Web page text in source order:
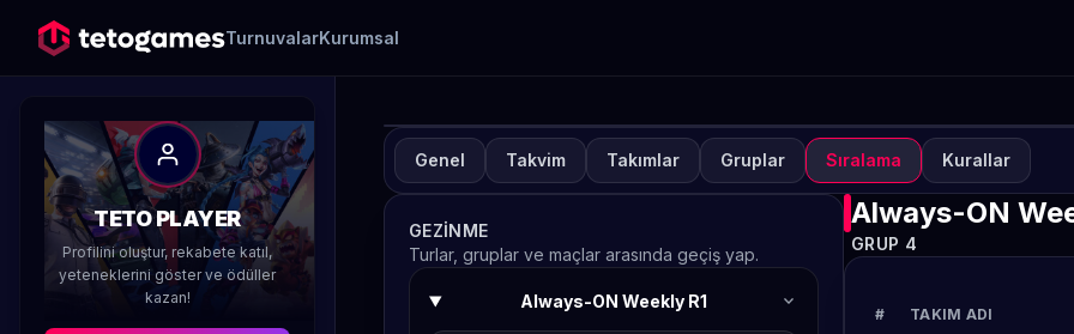
TurnuvalarKurumsal
TETO PLAYER
Profilini oluştur, rekabete katıl,
yeteneklerini göster ve ödüller
kazan!
TURNUVA KAPALI
TETO Games Always-ON
Weekly 53
Düzenleyen TETO
Genel Takvim Takımlar Gruplar Sıralama Kurallar
GEZINME
Turlar, gruplar ve maçlar arasında geçiş yap.
Always-ON Weekly R1 expand_more
Always-ON
GRUP 4
# TAKIM ADI